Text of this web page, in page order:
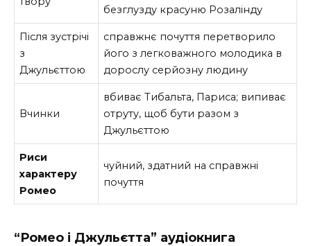
безглузду красуню Розалінду
Після зустрічі
з
Джульєттою
справжнє почуття перетворило
його з легковажного молодика в
дорослу серйозну людину
Вчинки
вбиває Тибальта, Париса; випиває
отруту, щоб бути разом з
Джульєттою
Риси
характеру
Ромео
чуйний, здатний на справжні
почуття
“Ромео і Джульєтта” аудіокнига